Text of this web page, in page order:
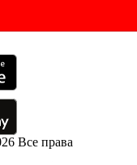
Все права